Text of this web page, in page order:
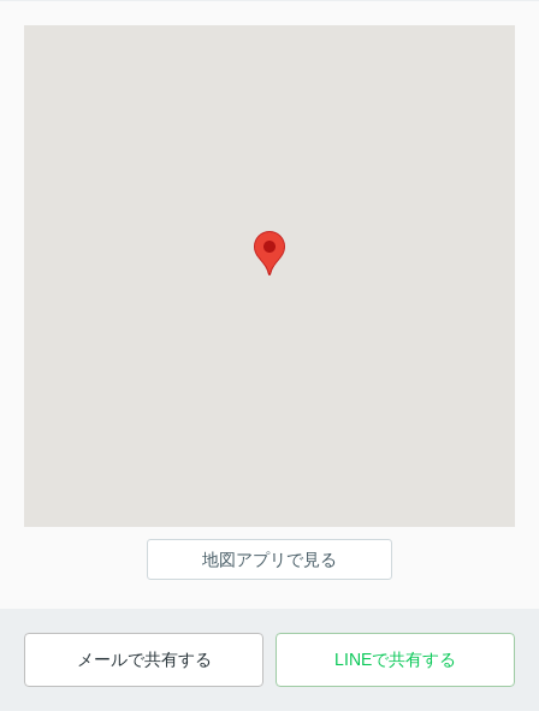
地図アプリで見る
メールで共有する LINEで共有する